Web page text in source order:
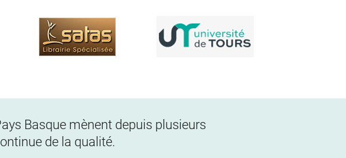
Basque mènent depuis plusieurs
de la qualité.